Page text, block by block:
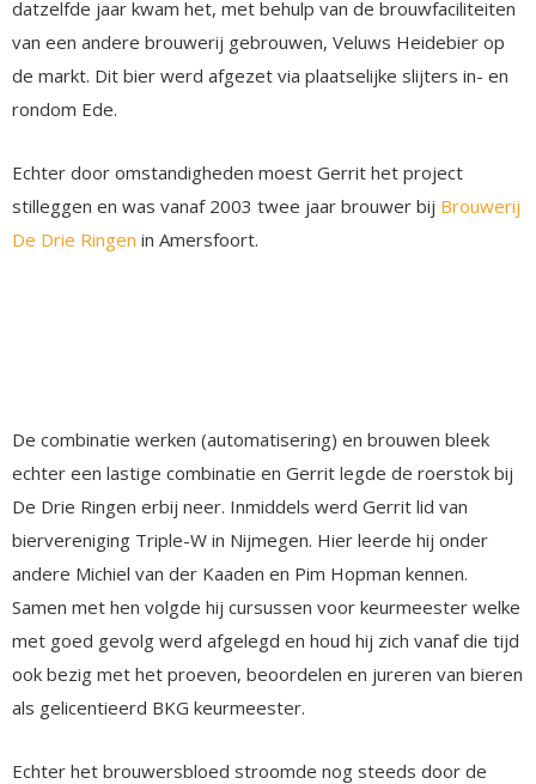
datzelfde jaar kwam het, met behulp van de brouwfaciliteiten
van een andere brouwerij gebrouwen, Veluws Heidebier op
de markt. Dit bier werd afgezet via plaatselijke slijters in- en
rondom Ede.
Echter door omstandigheden moest Gerrit het project
stilleggen en was vanaf 2003 twee jaar brouwer bij Brouwerij
De Drie Ringen in Amersfoort.
De combinatie werken (automatisering) en brouwen bleek
echter een lastige combinatie en Gerrit legde de roerstok bij
De Drie Ringen erbij neer. Inmiddels werd Gerrit lid van
biervereniging Triple-W in Nijmegen. Hier leerde hij onder
andere Michiel van der Kaaden en Pim Hopman kennen.
Samen met hen volgde hij cursussen voor keurmeester welke
met goed gevolg werd afgelegd en houd hij zich vanaf die tijd
ook bezig met het proeven, beoordelen en jureren van bieren
als gelicentieerd BKG keurmeester.
Echter het brouwersbloed stroomde nog steeds door de